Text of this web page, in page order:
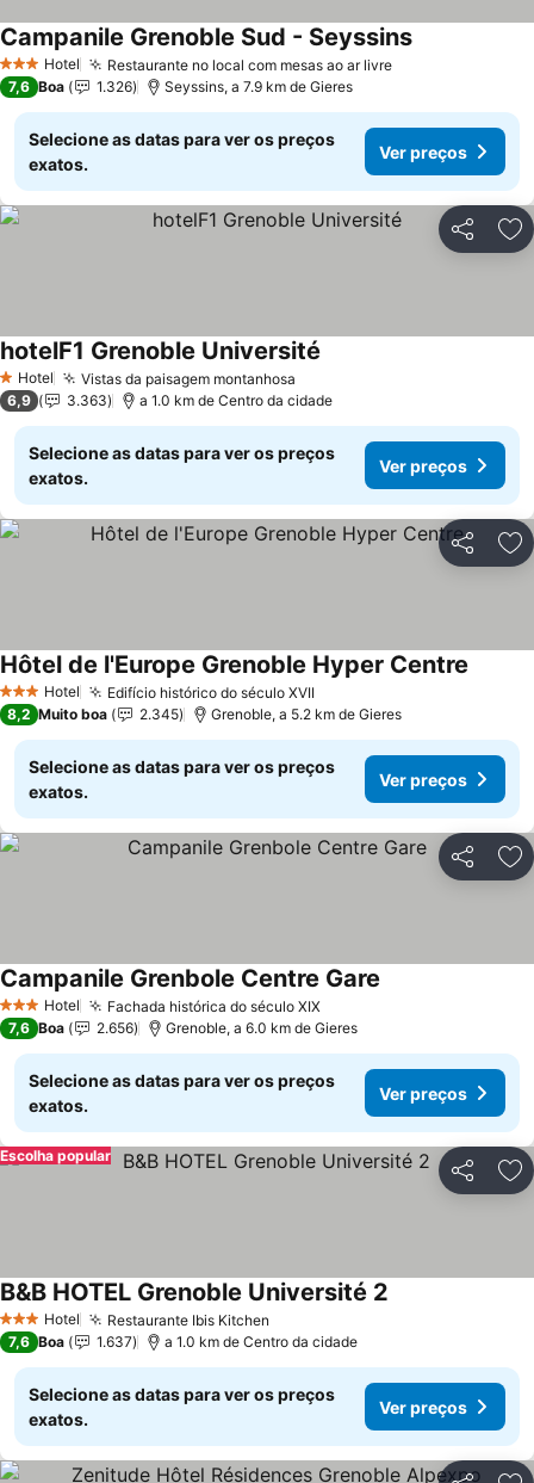
3 EstrelasHotel Restaurante no local com mesas ao ar livre
Campanile Grenoble Sud - Seyssins
7,6 Boa 1.326 Seyssins, a 7.9 km de Gieres
Selecione as datas para ver os preços
exatos.
Ver preços
Partilhar
1 Estrelas
Hotel Vistas da paisagem montanhosa
hotelF1 Grenoble Université
6,9 3.363 a 1.0 km de Centro da cidade
Selecione as datas para ver os preços
exatos.
Ver preços
Partilhar
3 EstrelasHotel Edifício histórico do século XVII
Hôtel de l'Europe Grenoble Hyper Centre
8,2 Muito boa 2.345 Grenoble, a 5.2 km de Gieres
Selecione as datas para ver os preços
exatos.
Ver preços
Partilhar
3 EstrelasHotel Fachada histórica do século XIX
Campanile Grenbole Centre Gare
7,6 Boa 2.656 Grenoble, a 6.0 km de Gieres
Selecione as datas para ver os preços
exatos.
Ver preços
Partilhar
Escolha popular
3 EstrelasHotel Restaurante Ibis Kitchen
B&B HOTEL Grenoble Université 2
7,6 Boa 1.637 a 1.0 km de Centro da cidade
Selecione as datas para ver os preços
exatos.
Ver preços